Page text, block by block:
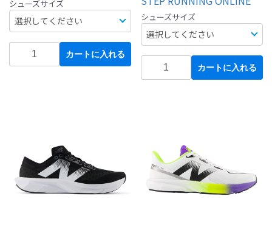
シューズサイズ
カートに入れる
シューズサイズ
カートに入れる